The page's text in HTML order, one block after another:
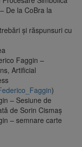
De la CoBra la
și răspunsuri cu
Faggin –
Artificial
)
– Sesiune de
de Sorin Cismaș
– semnare carte